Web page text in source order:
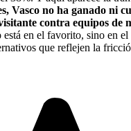
Vasco no ha ganado ni
contra equipos de
está en el favorito, sino en
que reflejen la